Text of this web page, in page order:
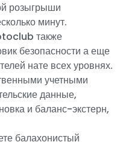
розыгрыши
минут.
также
безопасности а еще
нате всех уровнях.
учетными
данные,
и баланс-экстерн,
балахонистый